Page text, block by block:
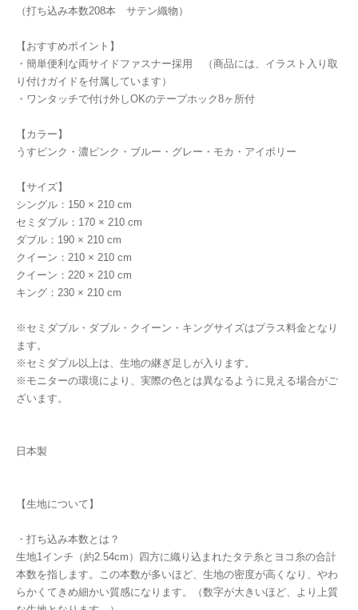
（打ち込み本数208本 サテン織物）
【おすすめポイント】
・簡単便利な両サイドファスナー採用 （商品には、イラスト入り取
り付けガイドを付属しています）
・ワンタッチで付け外しOKのテープホック8ヶ所付
【カラー】
うすピンク・濃ピンク・ブルー・グレー・モカ・アイボリー
【サイズ】
シングル：150 × 210 cm
セミダブル：170 × 210 cm
ダブル：190 × 210 cm
クイーン：210 × 210 cm
クイーン：220 × 210 cm
キング：230 × 210 cm
※セミダブル・ダブル・クイーン・キングサイズはプラス料金となり
ます。
※セミダブル以上は、生地の継ぎ足しが入ります。
※モニターの環境により、実際の色とは異なるように見える場合がご
ざいます。
日本製
【生地について】
・打ち込み本数とは？
生地1インチ（約2.54cm）四方に織り込まれたタテ糸とヨコ糸の合計
本数を指します。この本数が多いほど、生地の密度が高くなり、やわ
らかくてきめ細かい質感になります。（数字が大きいほど、より上質